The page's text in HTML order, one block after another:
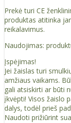
Prekė turi CE
produktas atitinka
reikalavimus.
Naudojimas:
Įspėjimas!
Jei žaislas turi
amžiaus vaikams.
gali atsiskirti ar būti
įkvėpti! Visos žaislо
dalys, todėl prieš
Naudoti prižiūrint